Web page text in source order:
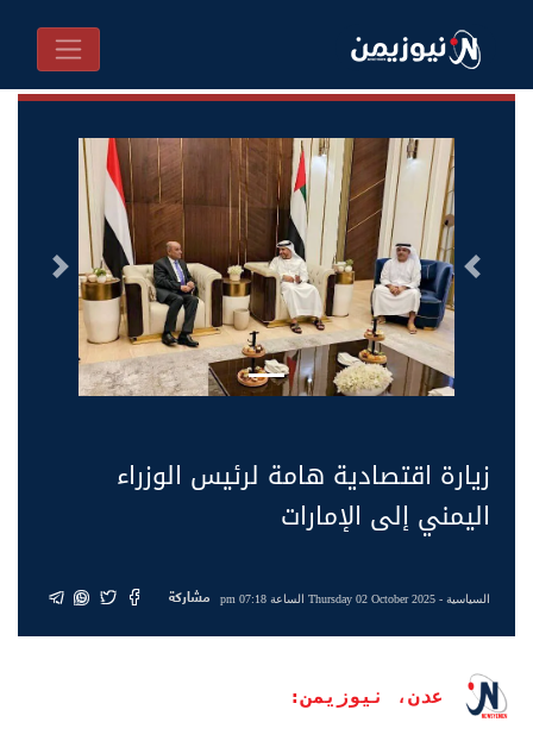
السابق التالى
زيارة اقتصادية هامة لرئيس الوزراء
اليمني إلى الإمارات
السياسية- Thursday 02 October 2025 الساعة 07:18 pm مشاركة
عدن، نيوزيمن: